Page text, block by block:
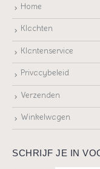
Home
Klachten
Klantenservice
Privacybeleid
Verzenden
Winkelwagen
SCHRIJF JE IN